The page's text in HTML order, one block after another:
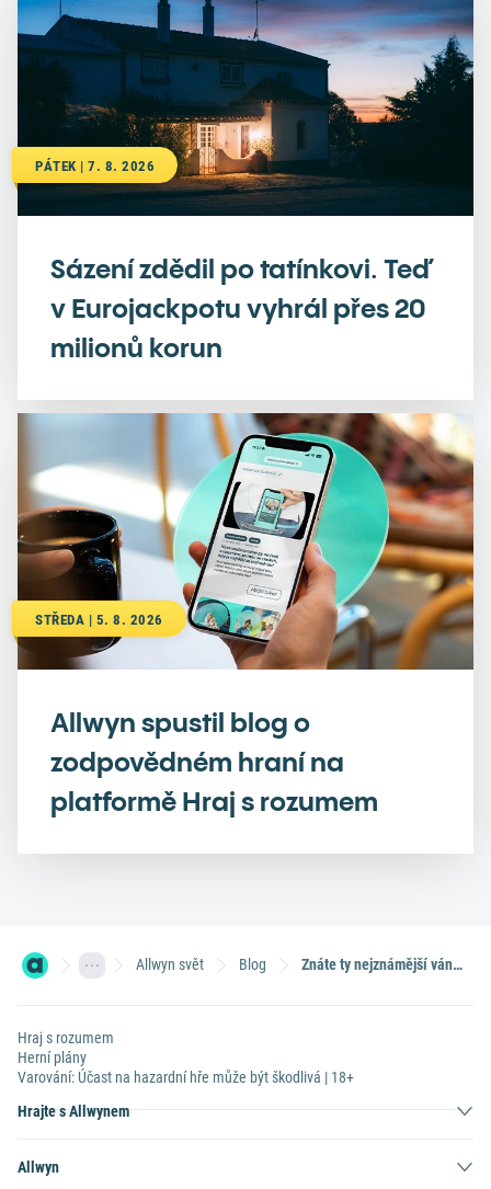
PÁTEK | 7. 8. 2026
Sázení zdědil po tatínkovi. Teď
v Eurojackpotu vyhrál přes 20
milionů korun
STŘEDA | 5. 8. 2026
Allwyn spustil blog o
zodpovědném hraní na
platformě Hraj s rozumem
Allwyn svět Blog Znáte ty nejznámější vánoční loterie? Španělsku vévodí El Gordo a Weihnachtslotterie v Německu
Hraj s rozumem
Herní plány
Varování: Účast na hazardní hře může být škodlivá | 18+
Hrajte s Allwynem
Allwyn